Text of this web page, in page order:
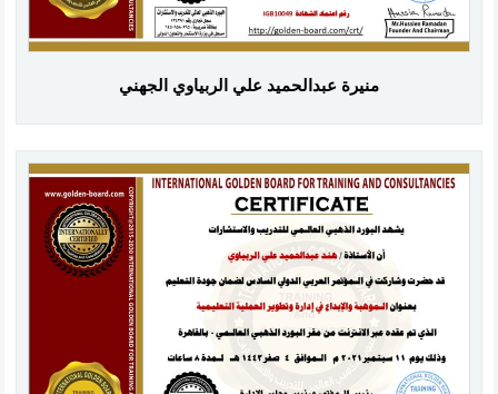
منيرة عبدالحميد علي الربياوي الجهني